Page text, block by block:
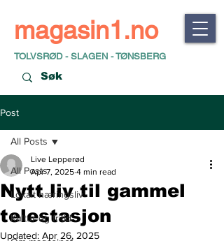
magasin1.no
TOLVSRØD - SLAGEN - TØNSBERG
Post
All Posts
Lokalt næringsliv
Kultur og fritid
All Posts
Nytt liv til gammel
telestasjon
Live Lepperød
Apr 7, 2025 4 min read
Updated: Apr 26, 2025